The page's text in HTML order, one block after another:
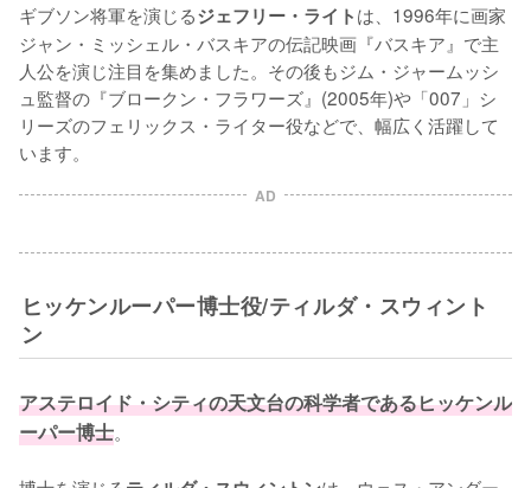
ギブソン将軍を演じるジェフリー・ライトは、1996年に画家
ジャン・ミッシェル・バスキアの伝記映画『バスキア』で主
人公を演じ注目を集めました。その後もジム・ジャームッシ
ュ監督の『ブロークン・フラワーズ』(2005年)や「007」シ
リーズのフェリックス・ライター役などで、幅広く活躍して
います。
AD
ヒッケンルーパー博士役/ティルダ・スウィント
ン
アステロイド・シティの天文台の科学者であるヒッケンル
ーパー博士。